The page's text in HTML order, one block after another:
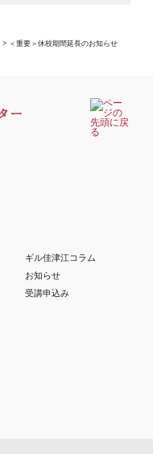
> ＜重要＞休校期間延長のお知らせ
ギル佳津江コラム
お知らせ
受講申込み